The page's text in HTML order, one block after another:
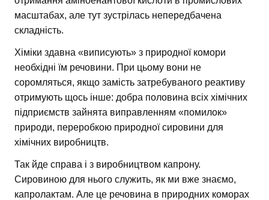
масштабах, але тут зустрілась непередбачена
складність.
Хіміки здавна «виписують» з природної комори
необхідні їм речовини. При цьому вони не
соромляться, якщо замість затребуваного реактиву
отримують щось інше: добра половина всіх хімічних
підприємств зайнята виправленням «помилок»
природи, переробкою природної сировини для
хімічних виробництв.
Так йде справа і з виробництвом капрону.
Сировиною для нього служить, як ми вже знаємо,
капролактам. Але це речовина в природних коморах